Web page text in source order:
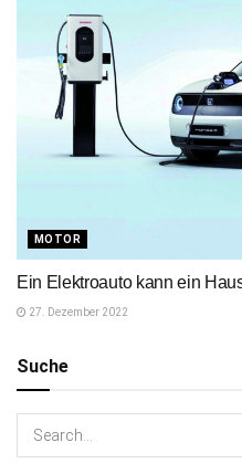
MOTOR
Ein Elektroauto kann ein
27. Dezember 2022
Suche